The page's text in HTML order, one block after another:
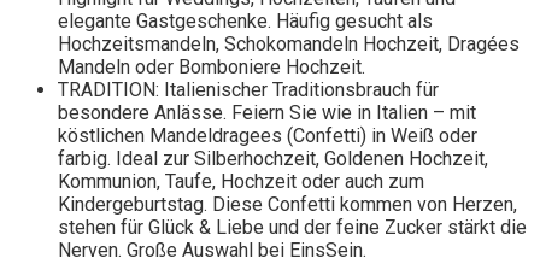
elegante Gastgeschenke. Häufig gesucht als
Hochzeitsmandeln, Schokomandeln Hochzeit, Dragées
Mandeln oder Bomboniere Hochzeit.
TRADITION: Italienischer Traditionsbrauch für
besondere Anlässe. Feiern Sie wie in Italien – mit
köstlichen Mandeldragees (Confetti) in Weiß oder
farbig. Ideal zur Silberhochzeit, Goldenen Hochzeit,
Kommunion, Taufe, Hochzeit oder auch zum
Kindergeburtstag. Diese Confetti kommen von Herzen,
stehen für Glück & Liebe und der feine Zucker stärkt die
Nerven. Große Auswahl bei EinsSein.